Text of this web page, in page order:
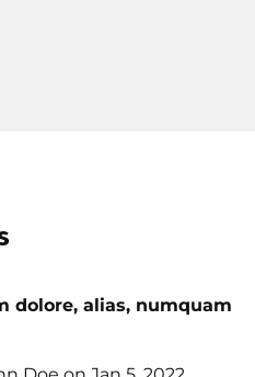
dolore, alias, numquam